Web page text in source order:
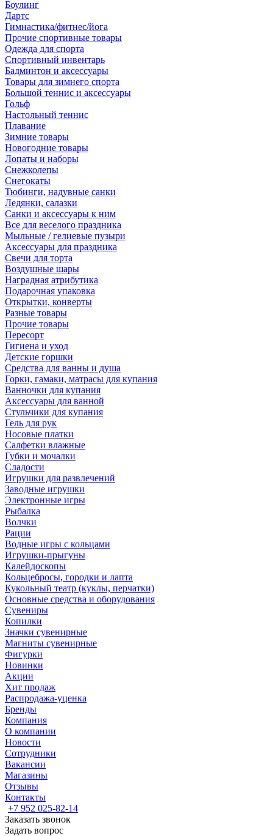
Боулинг
Дартс
Гимнастика/фитнес/йога
Прочие спортивные товары
Одежда для спорта
Спортивный инвентарь
Бадминтон и аксессуары
Товары для зимнего спорта
Большой теннис и аксессуары
Гольф
Настольный теннис
Плавание
Зимние товары
Новогодние товары
Лопаты и наборы
Снежколепы
Снегокаты
Тюбинги, надувные санки
Ледянки, салазки
Санки и аксессуары к ним
Все для веселого праздника
Мыльные / гелиевые пузыри
Аксессуары для праздника
Свечи для торта
Воздушные шары
Наградная атрибутика
Подарочная упаковка
Открытки, конверты
Разные товары
Прочие товары
Пересорт
Гигиена и уход
Детские горшки
Средства для ванны и душа
Горки, гамаки, матрасы для купания
Ванночки для купания
Аксессуары для ванной
Стульчики для купания
Гель для рук
Носовые платки
Салфетки влажные
Губки и мочалки
Сладости
Игрушки для развлечений
Заводные игрушки
Электронные игры
Рыбалка
Волчки
Рации
Водные игры с кольцами
Игрушки-прыгуны
Калейдоскопы
Кольцебросы, городки и лапта
Кукольный театр (куклы, перчатки)
Основные средства и оборудования
Сувениры
Копилки
Значки сувенирные
Магниты сувенирные
Фигурки
Новинки
Акции
Хит продаж
Распродажа-уценка
Бренды
Компания
О компании
Новости
Сотрудники
Вакансии
Магазины
Отзывы
Контакты
+7 952 025-82-14
Заказать звонок
Задать вопрос